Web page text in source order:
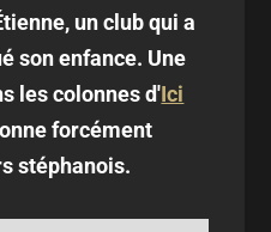
un club qui a
son enfance. Une
les colonnes d'Ici
forcément
stéphanois.